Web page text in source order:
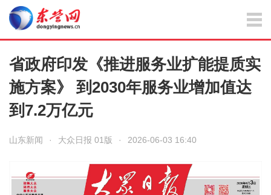
省政府印发《推进服务业扩能提质实
施方案》 到2030年服务业增加值达
到7.2万亿元
山东新闻 · 大众日报 01版 · 2026-06-03 16:40